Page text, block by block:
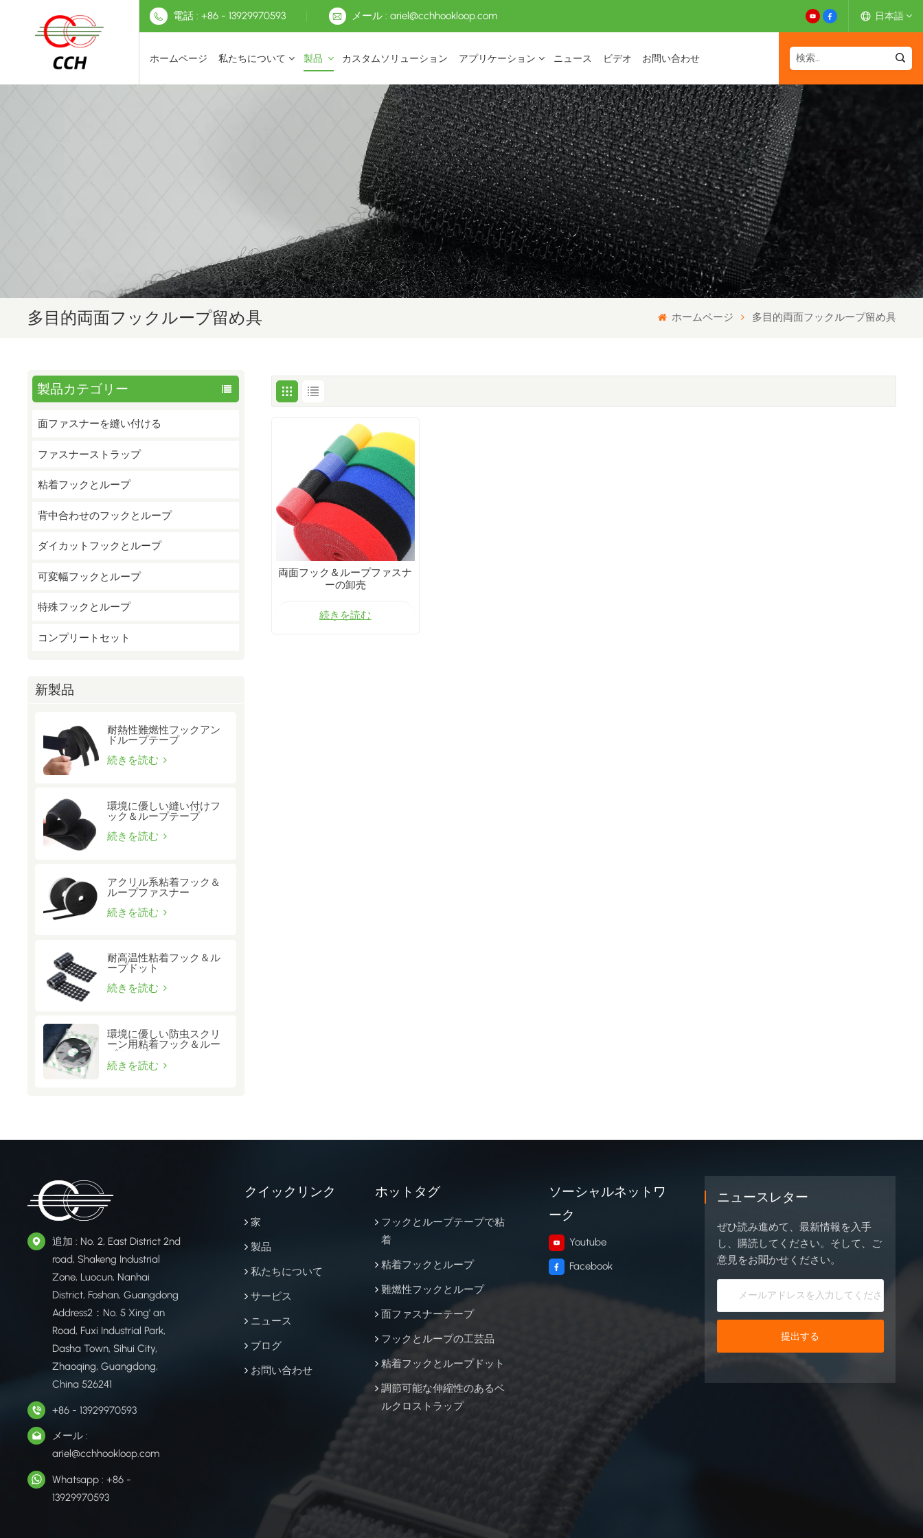
電話 : +86 - 13929970593 メール : ariel@cchhookloop.com 日本語
English
Deutsch
Français
日本語
中文
ホームページ 私たちについて 製品 カスタムソリューション アプリケーション ニュース ビデオ お問い合わせ
多目的両面フックループ留め具 ホームページ 多目的両面フックループ留め具
製品カテゴリー
面ファスナーを縫い付ける
ファスナーストラップ
粘着フックとループ
背中合わせのフックとループ
ダイカットフックとループ
可変幅フックとループ
特殊フックとループ
コンプリートセット
新製品
耐熱性難燃性フックアン
ドループテープ
続きを読む
環境に優しい縫い付けフ
ック＆ループテープ
続きを読む
アクリル系粘着フック＆
ループファスナー
続きを読む
耐高温性粘着フック＆ル
ープドット
続きを読む
環境に優しい防虫スクリ
ーン用粘着フック＆ルー
プテープ
続きを読む
両面フック＆ループファスナ
ーの卸売
続きを読む
追加 : No. 2, East District 2nd
road, Shakeng Industrial
Zone, Luocun, Nanhai
District, Foshan, Guangdong
Address2：No. 5 Xing' an
Road, Fuxi Industrial Park,
Dasha Town, Sihui City,
Zhaoqing, Guangdong,
China 526241
+86 - 13929970593
メール :
ariel@cchhookloop.com
Whatsapp : +86 -
13929970593
クイックリンク
家
製品
私たちについて
サービス
ニュース
ブログ
お問い合わせ
ホットタグ
フックとループテープで粘
着
粘着フックとループ
難燃性フックとループ
面ファスナーテープ
フックとループの工芸品
粘着フックとループドット
調節可能な伸縮性のあるベ
ルクロストラップ
ソーシャルネットワ
ーク
Youtube
Facebook
ニュースレター
ぜひ読み進めて、最新情報を入手
し、購読してください。そして、ご
意見をお聞かせください。